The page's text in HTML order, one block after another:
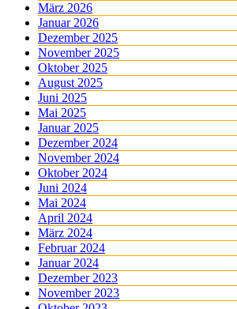
März 2026
Januar 2026
Dezember 2025
November 2025
Oktober 2025
August 2025
Juni 2025
Mai 2025
Januar 2025
Dezember 2024
November 2024
Oktober 2024
Juni 2024
Mai 2024
April 2024
März 2024
Februar 2024
Januar 2024
Dezember 2023
November 2023